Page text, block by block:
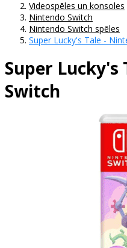
Videospēles un konsoles
Nintendo Switch
Nintendo Switch spēles
Super Lucky's Tale -
Super Lucky's
Switch